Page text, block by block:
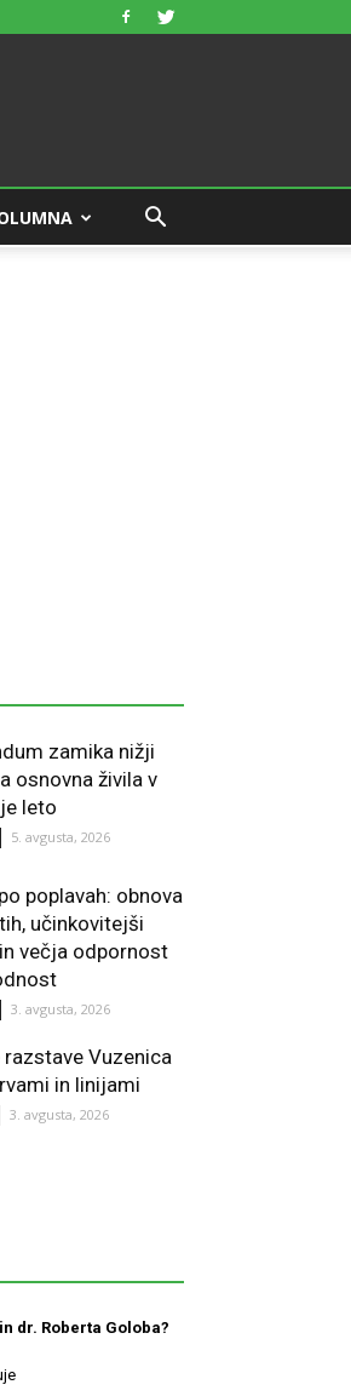
zamika nižji
osnovna živila v
leto
5. avgusta, 2026
poplavah: obnova
učinkovitejši
večja odpornost
3. avgusta, 2026
Vuzenica
in linijami
3. avgusta, 2026
dr. Roberta Goloba?